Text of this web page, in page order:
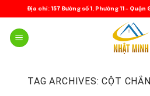
to
content
Địa chỉ: 157 Đường số 1, Phường 11 – Quận
TAG ARCHIVES:CỘT